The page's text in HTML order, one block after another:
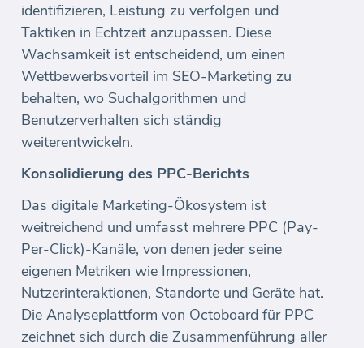
identifizieren, Leistung zu verfolgen und
Taktiken in Echtzeit anzupassen. Diese
Wachsamkeit ist entscheidend, um einen
Wettbewerbsvorteil im SEO-Marketing zu
behalten, wo Suchalgorithmen und
Benutzerverhalten sich ständig
weiterentwickeln.
Konsolidierung des PPC-Berichts
Das digitale Marketing-Ökosystem ist
weitreichend und umfasst mehrere PPC (Pay-
Per-Click)-Kanäle, von denen jeder seine
eigenen Metriken wie Impressionen,
Nutzerinteraktionen, Standorte und Geräte hat.
Die Analyseplattform von Octoboard für PPC
zeichnet sich durch die Zusammenführung aller